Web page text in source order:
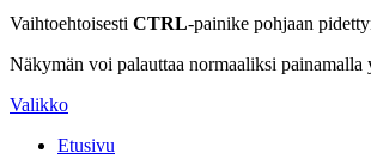
Vaihtoehtoisesti CTRL-painike pohjaan
Näkymän voi palauttaa normaaliksi painamalla
Valikko
Etusivu